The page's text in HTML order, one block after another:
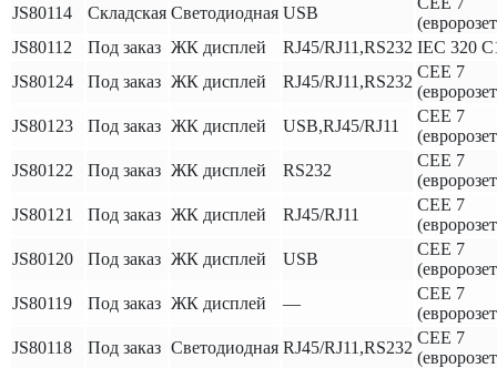
JS80114 Складская Светодиодная USB
JS80112
Под заказ ЖК дисплей RJ45/RJ11,RS232 IEC 320
JS80124
Под заказ ЖК дисплей RJ45/RJ11,RS232
CEE 7
JS80123
Под заказ ЖК дисплей USB,RJ45/RJ11
CEE 7
JS80122
Под заказ ЖК дисплей RS232
CEE 7
JS80121
Под заказ ЖК дисплей RJ45/RJ11
CEE 7
JS80120
Под заказ ЖК дисплей USB
CEE 7
JS80119
Под заказ ЖК дисплей —
CEE 7
JS80118
Под заказ Светодиодная RJ45/RJ11,RS232
CEE 7